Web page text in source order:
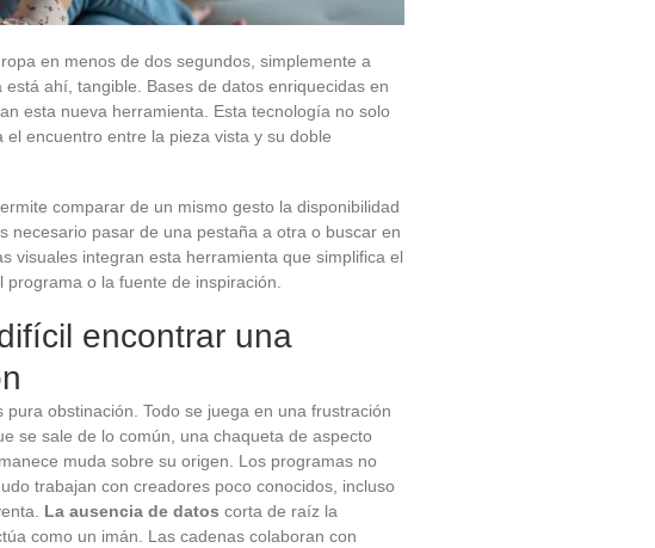
en menos de dos segundos, simplemente a
ahí, tangible. Bases de datos enriquecidas en
esta nueva herramienta. Esta tecnología no solo
encuentro entre la pieza vista y su doble
comparar de un mismo gesto la disponibilidad
necesario pasar de una pestaña a otra o buscar en
visuales integran esta herramienta que simplifica el
o la fuente de inspiración.
encontrar una
obstinación. Todo se juega en una frustración
se sale de lo común, una chaqueta de aspecto
muda sobre su origen. Los programas no
trabajan con creadores poco conocidos, incluso
La ausencia de datos corta de raíz la
como un imán. Las cadenas colaboran con